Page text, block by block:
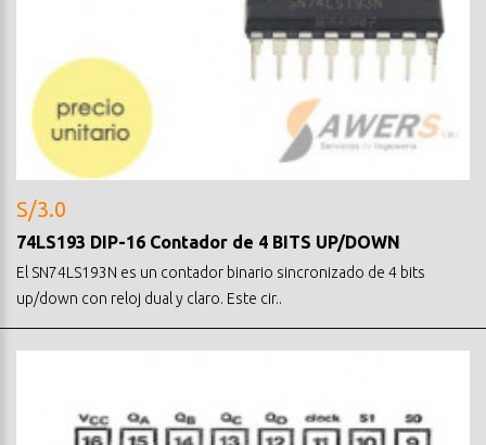
S/3.0
74LS193 DIP-16 Contador de 4 BITS UP/DOWN
El SN74LS193N es un contador binario sincronizado de 4 bits
up/down con reloj dual y claro. Este cir..